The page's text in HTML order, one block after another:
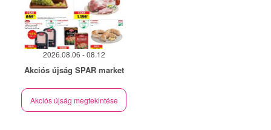
2026.08.06 - 08.12
Akciós újság SPAR market
Akciós újság megtekintése